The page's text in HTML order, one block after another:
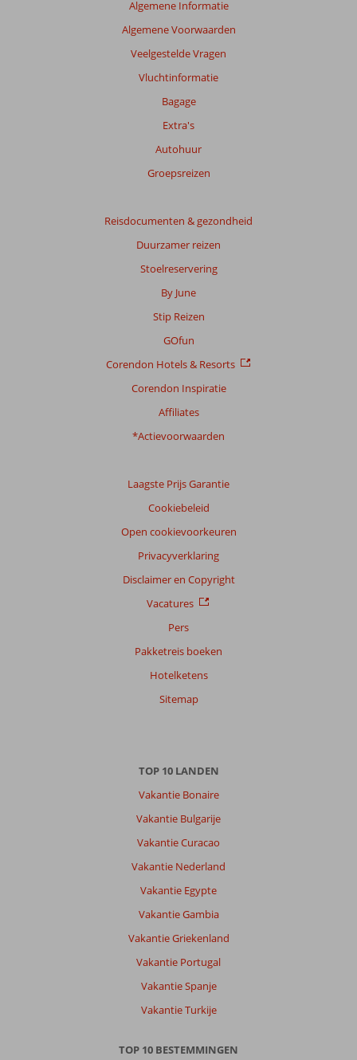
Algemene Informatie
Algemene Voorwaarden
Veelgestelde Vragen
Vluchtinformatie
Bagage
Extra's
Autohuur
Groepsreizen
Reisdocumenten & gezondheid
Duurzamer reizen
Stoelreservering
By June
Stip Reizen
GOfun
Corendon Hotels & Resorts
Corendon Inspiratie
Affiliates
*Actievoorwaarden
Laagste Prijs Garantie
Cookiebeleid
Open cookievoorkeuren
Privacyverklaring
Disclaimer en Copyright
Vacatures
Pers
Pakketreis boeken
Hotelketens
Sitemap
TOP 10 LANDEN
Vakantie Bonaire
Vakantie Bulgarije
Vakantie Curacao
Vakantie Nederland
Vakantie Egypte
Vakantie Gambia
Vakantie Griekenland
Vakantie Portugal
Vakantie Spanje
Vakantie Turkije
TOP 10 BESTEMMINGEN